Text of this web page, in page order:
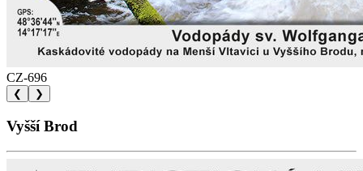
CZ-696
❮ ❯
Vyšší Brod